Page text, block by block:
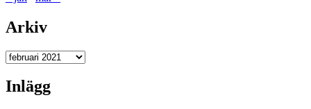
Arkiv
Arkiv
Inlägg